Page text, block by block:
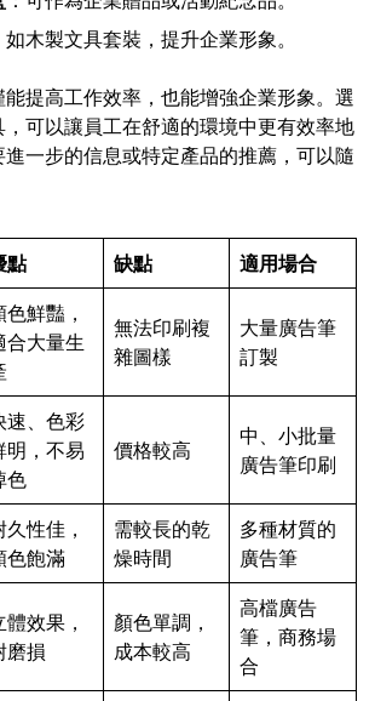
如木製文具套裝，提升企業形象。
提高工作效率，也能增強企業形象。選
可以讓員工在舒適的環境中更有效率地
一步的信息或特定產品的推薦，可以隨
點 缺點 適用場合
色鮮豔，
合大量生
無法印刷複
雜圖樣
大量廣告筆
訂製
速、色彩
明，不易
色
價格較高
中、小批量
廣告筆印刷
久性佳，
色飽滿
需較長的乾
燥時間
多種材質的
廣告筆
體效果，
磨損
顏色單調，
成本較高
高檔廣告
筆，商務場
合